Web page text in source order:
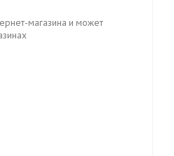
магазина и может